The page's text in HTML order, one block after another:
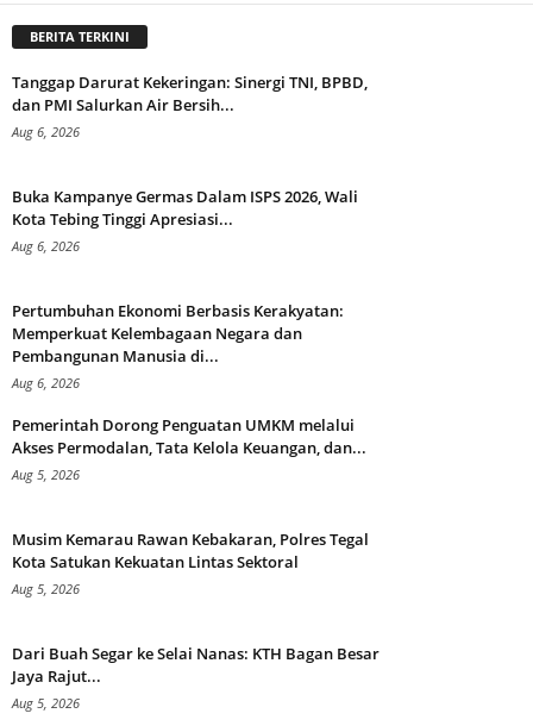
BERITA TERKINI
Tanggap Darurat Kekeringan: Sinergi TNI, BPBD,
dan PMI Salurkan Air Bersih...
Aug 6, 2026
Buka Kampanye Germas Dalam ISPS 2026, Wali
Kota Tebing Tinggi Apresiasi...
Aug 6, 2026
Pertumbuhan Ekonomi Berbasis Kerakyatan:
Memperkuat Kelembagaan Negara dan
Pembangunan Manusia di...
Aug 6, 2026
Pemerintah Dorong Penguatan UMKM melalui
Akses Permodalan, Tata Kelola Keuangan, dan...
Aug 5, 2026
Musim Kemarau Rawan Kebakaran, Polres Tegal
Kota Satukan Kekuatan Lintas Sektoral
Aug 5, 2026
Dari Buah Segar ke Selai Nanas: KTH Bagan Besar
Jaya Rajut...
Aug 5, 2026